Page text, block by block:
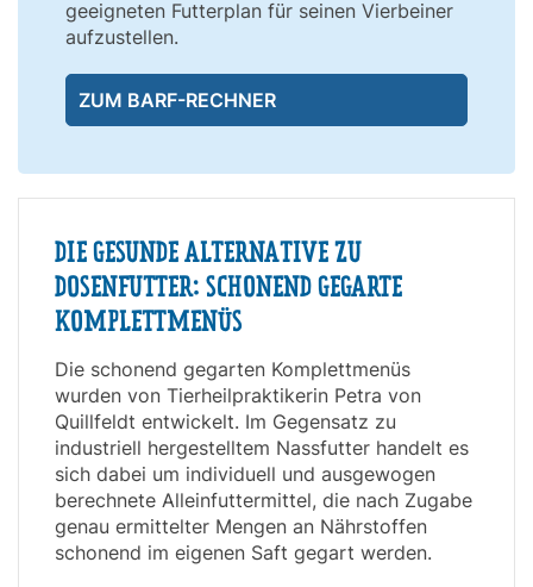
geeigneten Futterplan für seinen Vierbeiner
aufzustellen.
ZUM BARF-RECHNER
DIE GESUNDE ALTERNATIVE ZU
DOSENFUTTER: SCHONEND GEGARTE
KOMPLETTMENÜS
Die schonend gegarten Komplettmenüs
wurden von Tierheilpraktikerin Petra von
Quillfeldt entwickelt. Im Gegensatz zu
industriell hergestelltem Nassfutter handelt es
sich dabei um individuell und ausgewogen
berechnete Alleinfuttermittel, die nach Zugabe
genau ermittelter Mengen an Nährstoffen
schonend im eigenen Saft gegart werden.